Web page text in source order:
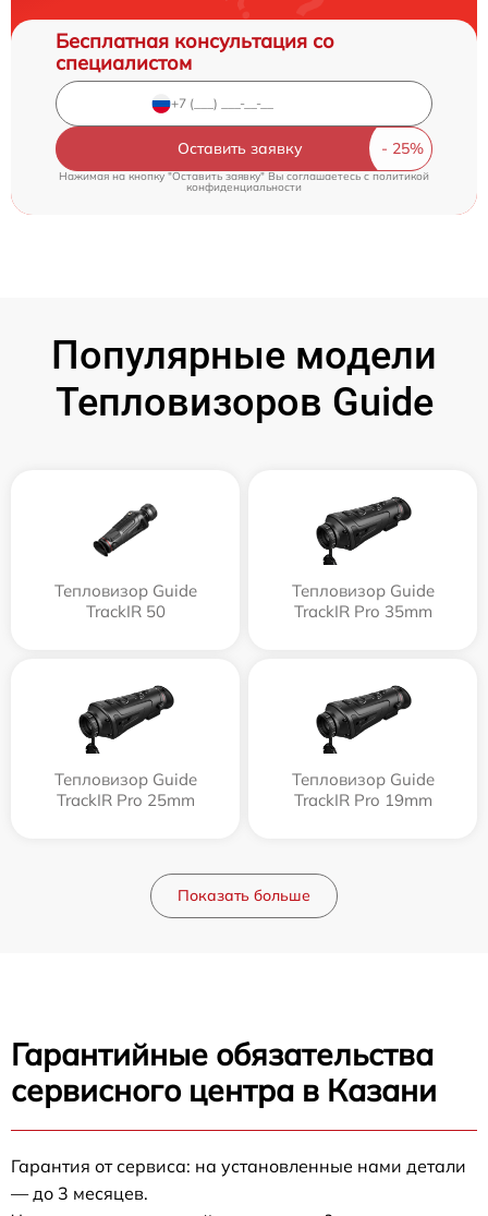
Бесплатная консультация со
специалистом
Оставить заявку
Нажимая на кнопку "Оставить заявку" Вы соглашаетесь cполитикой
конфиденциальности
Популярные модели
Тепловизоров Guide
Тепловизор Guide
TrackIR 50
Тепловизор Guide
TrackIR Pro 35mm
Тепловизор Guide
TrackIR Pro 25mm
Тепловизор Guide
TrackIR Pro 19mm
Показать больше
Гарантийные обязательства
сервисного центра в Казани
Гарантия от сервиса: на установленные нами детали
— до 3 месяцев.